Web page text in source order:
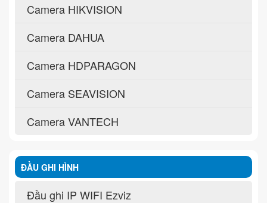
Camera HIKVISION
Camera DAHUA
Camera HDPARAGON
Camera SEAVISION
Camera VANTECH
ĐẦU GHI HÌNH
Đầu ghi IP WIFI Ezviz